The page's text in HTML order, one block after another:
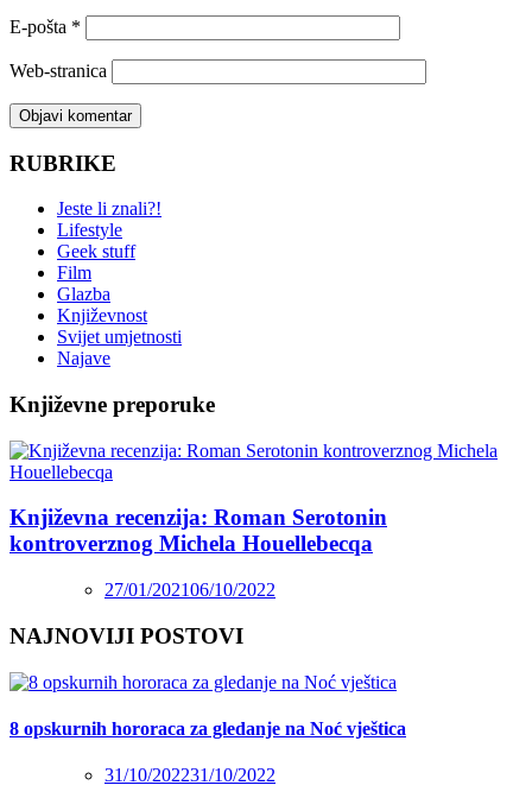
E-pošta *
Web-stranica
RUBRIKE
Jeste li znali?!
Lifestyle
Geek stuff
Film
Glazba
Književnost
Svijet umjetnosti
Najave
Književne preporuke
Književna recenzija: Roman Serotonin
kontroverznog Michela Houellebecqa
27/01/202106/10/2022
NAJNOVIJI POSTOVI
8 opskurnih hororaca za gledanje na Noć vještica
31/10/202231/10/2022